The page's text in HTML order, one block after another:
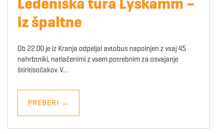
Iz špaltne
Ob 22.00 je iz Kranja odpeljal avtobus napolnjen z vsaj 45
nahrbtniki, natlačenimi z vsem potrebnim za osvajanje
štiritisočakov. V…
PREBERI →